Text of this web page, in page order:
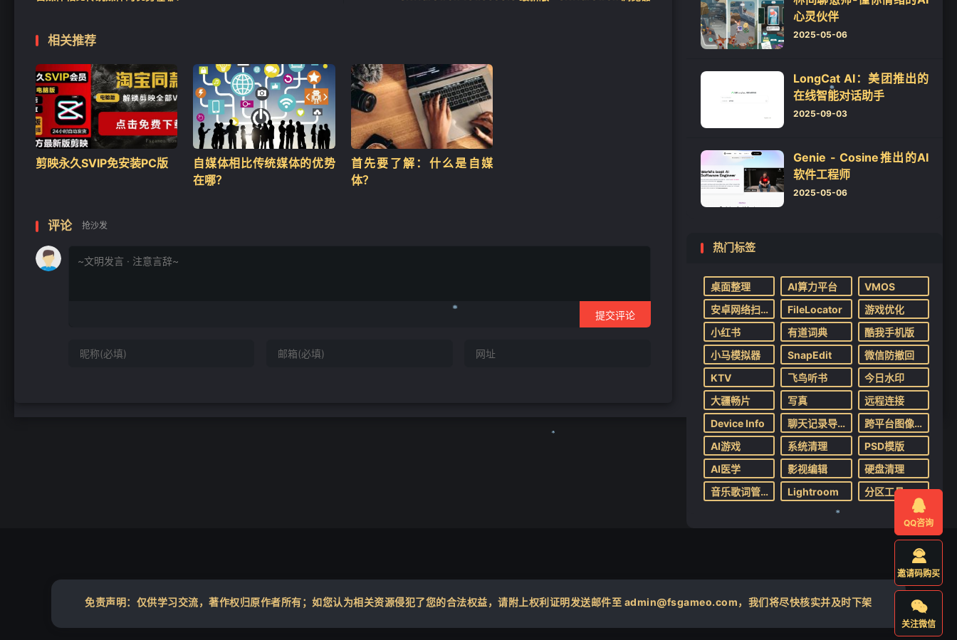
相关推荐
剪映永久SVIP免安装PC版
自媒体相比传统媒体的优势
在哪？
首先要了解：什么是自媒
体？
评论 抢沙发
提交评论
心灵伙伴
2025-05-06
LongCat AI：美团推出的
在线智能对话助手
2025-09-03
Genie - Cosine推出的AI
软件工程师
2025-05-06
热门标签
桌面整理 AI算力平台
VMOS
安卓网络扫描仪
FileLocator
游戏优化
小红书
有道词典
酷我手机版
小马模拟器
SnapEdit
微信防撤回
KTV
飞鸟听书
今日水印
大疆畅片
写真
远程连接
Device Info
聊天记录导出
跨平台图像转换
AI游戏
系统清理
PSD模版
AI医学
影视编辑
硬盘清理
音乐歌词管理
Lightroom 分区工具
免责声明：仅供学习交流，著作权归原作者所有；如您认为相关资源侵犯了您的合法权益，请附上权利证明发送邮件至 admin@fsgameo.com，我们将尽快核实并及时下架

QQ咨询

邀请码购买

关注微信